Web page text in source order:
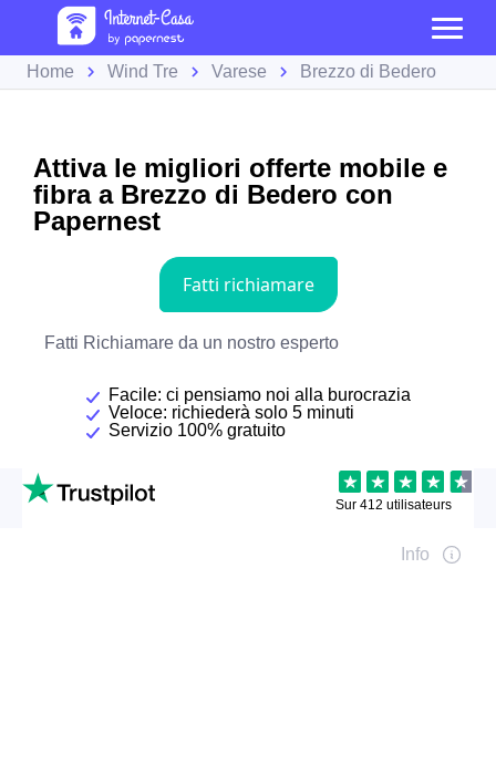
Home Wind Tre Varese Brezzo di Bedero